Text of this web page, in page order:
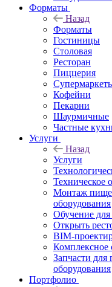
Форматы
Назад
Форматы
Гостиницы
Столовая
Ресторан
Пиццерия
Кофейни
Пекарни
Шаурмичные
Частные
Услуги
Назад
Услуги
Техническое
Монтаж
оборудования
Обучение для
Открыть
BIM-
Комплексное
Запчасти для
оборудования
Портфолио